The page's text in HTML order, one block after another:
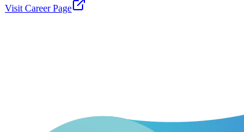
Visit Career Page